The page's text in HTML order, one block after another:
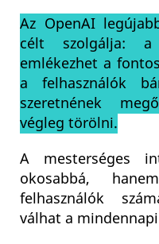
Az OpenAI
célt szolgálja: a
emlékezhet a
a felhasználók
szeretnének
végleg törölni.
A mesterséges
okosabbá,
felhasználók
válhat a